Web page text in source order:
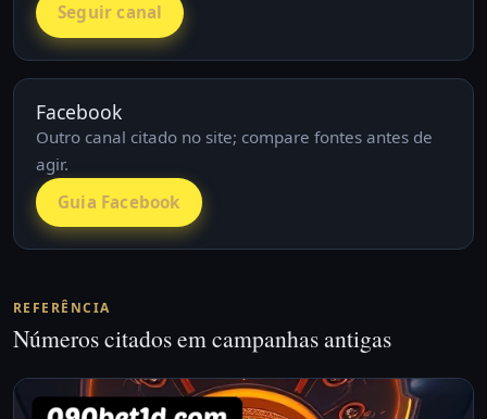
Seguir canal
Facebook
Outro canal citado no site; compare fontes antes de
agir.
Guia Facebook
REFERÊNCIA
Números citados em campanhas antigas